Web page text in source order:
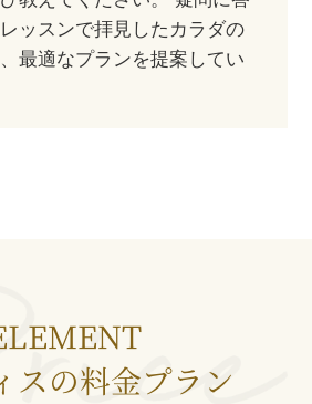
ッスンで拝見したカラダの
最適なプランを提案してい
スの料金プラン